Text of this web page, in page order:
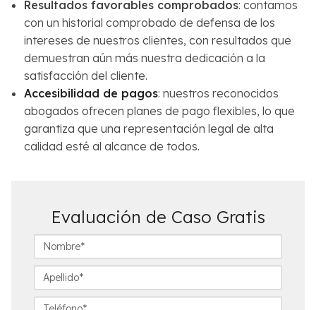
Resultados favorables comprobados: contamos
con un historial comprobado de defensa de los
intereses de nuestros clientes, con resultados que
demuestran aún más nuestra dedicación a la
satisfacción del cliente.
Accesibilidad de pagos: nuestros reconocidos
abogados ofrecen planes de pago flexibles, lo que
garantiza que una representación legal de alta
calidad esté al alcance de todos.
Evaluación de Caso Gratis
o
m
r
p
e